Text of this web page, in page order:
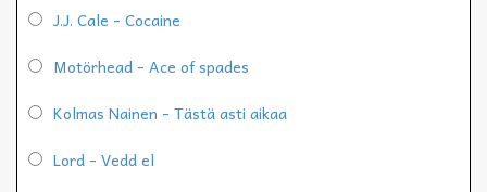
J.J. Cale - Cocaine
Motörhead - Ace of spades
Kolmas Nainen - Tästä asti aikaa
Lord - Vedd el